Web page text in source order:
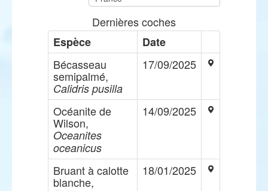
Dernières coches
Espèce
Date
Bécasseau
semipalmé,
Calidris pusilla
17/09/2025
Océanite de
Wilson,
Oceanites
oceanicus
14/09/2025
Bruant à calotte
blanche,
18/01/2025